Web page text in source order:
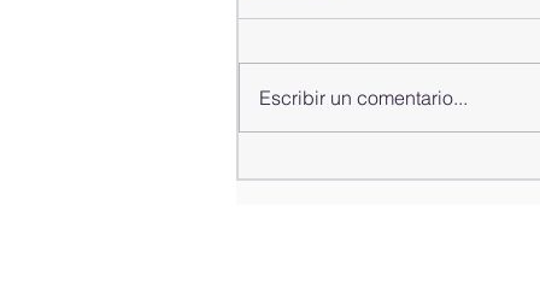
Escribir un comentario...